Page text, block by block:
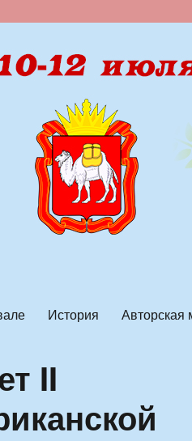
История Авторская
II